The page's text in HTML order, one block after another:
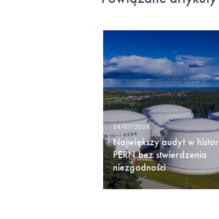
14/07/2026
Największy audyt w
PERN bez stwierdzenia
niezgodności